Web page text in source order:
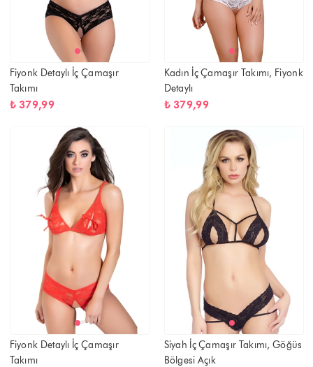
Fiyonk Detaylı İç Çamaşır
Takımı
₺ 379,99
Kadın İç Çamaşır Takımı, Fiyonk
Detaylı
₺ 379,99
Fiyonk Detaylı İç Çamaşır
Takımı
Siyah İç Çamaşır Takımı, Göğüs
Bölgesi Açık